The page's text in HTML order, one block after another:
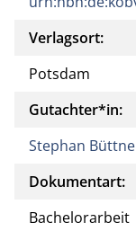
Verlagsort:
Potsdam
Gutachter*in:
Stephan
Dokumentart:
Bachelorarbeit